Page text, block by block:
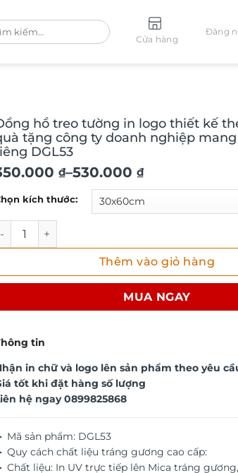
Cửa hàng
Đăng
hồ treo tường in logo thiết kế
tặng công ty doanh nghiệp
DGL53
₫–530.000 ₫
350.000 ₫
₫
kích thước:
Đồng hồ treo tường in logo thiết kế theo yêu
Thêm vào giỏ hàng
MUA NGAY
tin
in chữ và logo lên sản phẩm theo yêu
tốt khi đặt hàng số lượng
hệ ngay0899825868
Mã sản phẩm: DGL53
Quy cách chất liệu tráng gương cao cấp:
Chất liệu: In UV trực tiếp lên Mica tráng